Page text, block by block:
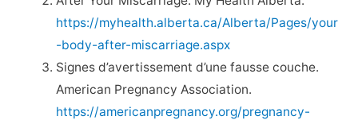
https://myhealth.alberta.ca/Alberta/Pages/your
-body-after-miscarriage.aspx
Signes d’avertissement d’une fausse couche.
American Pregnancy Association.
https://americanpregnancy.org/pregnancy-